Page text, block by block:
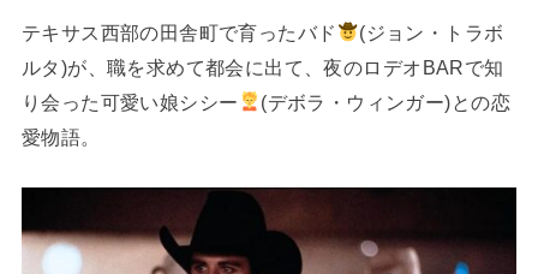
テキサス西部の田舎町で育ったバド
(ジョン・トラボ
ルタ)が、職を求めて都会に出て、夜のロデオBARで知
り会った可愛い娘シシー
(デボラ・ウィンガー)との恋
愛物語。